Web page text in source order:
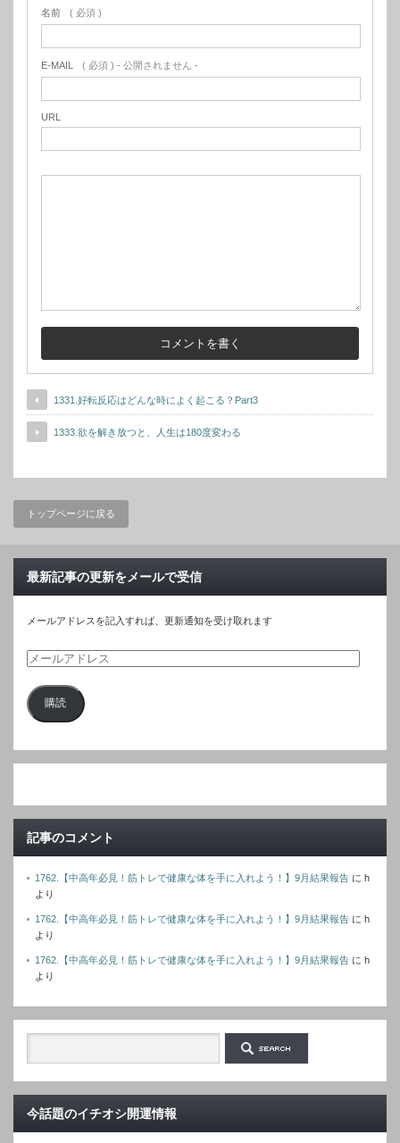
名前 ( 必須 )
E-MAIL ( 必須 ) - 公開されません -
URL
1331.好転反応はどんな時によく起こる？Part3
1333.欲を解き放つと、人生は180度変わる
トップページに戻る
最新記事の更新をメールで受信
メールアドレスを記入すれば、更新通知を受け取れます
メ
ル
ド
購読
記事のコメント
1762.【中高年必見！筋トレで健康な体を手に入れよう！】9月結果報告 に h
より
1762.【中高年必見！筋トレで健康な体を手に入れよう！】9月結果報告 に h
より
1762.【中高年必見！筋トレで健康な体を手に入れよう！】9月結果報告 に h
より
今話題のイチオシ開運情報